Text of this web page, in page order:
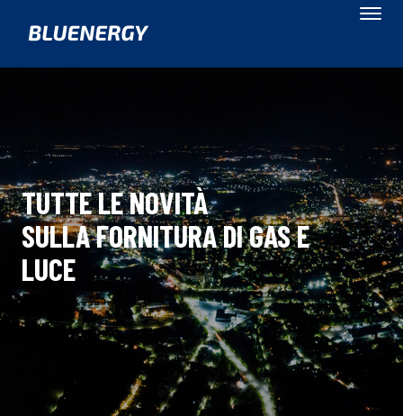
TUTTE LE NOVITÀ
SULLA FORNITURA DI GAS E
LUCE